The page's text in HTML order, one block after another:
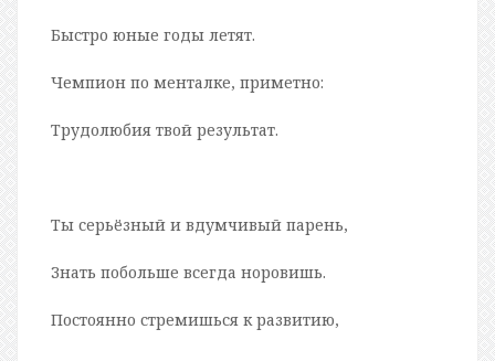
Быстро юные годы летят.
Чемпион по менталке, приметно:
Трудолюбия твой результат.
Ты серьёзный и вдумчивый парень,
Знать побольше всегда норовишь.
Постоянно стремишься к развитию,